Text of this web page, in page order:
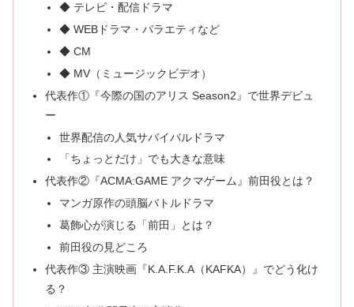
◆ テレビ・配信ドラマ
◆ WEBドラマ・バラエティなど
◆ CM
◆ MV（ミュージックビデオ）
代表作①『今際の国のアリス Season2』で世界デビュ
ー
世界配信の人気サバイバルドラマ
「ちょっとだけ」でも大きな意味
代表作②『ACMA:GAME アクマゲーム』前田役とは？
マンガ原作の頭脳バトルドラマ
葛飾心が演じる「前田」とは？
前田役の見どころ
代表作③ 主演映画『K.A.F.K.A（KAFKA）』でどう化け
る？